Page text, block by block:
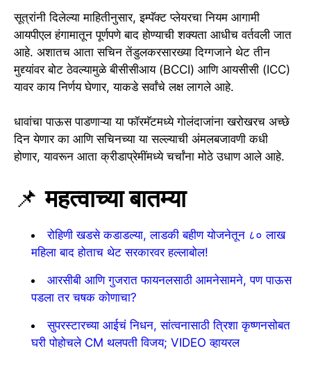
सूत्रांनी दिलेल्या माहितीनुसार, इम्पॅक्ट प्लेयरचा नियम आगामी
आयपीएल हंगामातून पूर्णपणे बाद होण्याची शक्यता आधीच वर्तवली जात
आहे. अशातच आता सचिन तेंडुलकरसारख्या दिग्गजाने थेट तीन
मुद्द्यांवर बोट ठेवल्यामुळे बीसीसीआय (BCCI) आणि आयसीसी (ICC)
यावर काय निर्णय घेणार, याकडे सर्वांचे लक्ष लागले आहे.
धावांचा पाऊस पाडणाऱ्या या फॉरमॅटमध्ये गोलंदाजांना खरोखरच अच्छे
दिन येणार का आणि सचिनच्या या सल्ल्याची अंमलबजावणी कधी
होणार, यावरून आता क्रीडाप्रेमींमध्ये चर्चांना मोठे उधाण आले आहे.
📌महत्वाच्या बातम्या
रोहिणी खडसे कडाडल्या, लाडकी बहीण योजनेतून ८० लाख
महिला बाद होताच थेट सरकारवर हल्लाबोल!
आरसीबी आणि गुजरात फायनलसाठी आमनेसामने, पण पाऊस
पडला तर चषक कोणाचा?
सुपरस्टारच्या आईचं निधन, सांत्वनासाठी त्रिशा कृष्णनसोबत
घरी पोहोचले CM थलपती विजय; VIDEO व्हायरल